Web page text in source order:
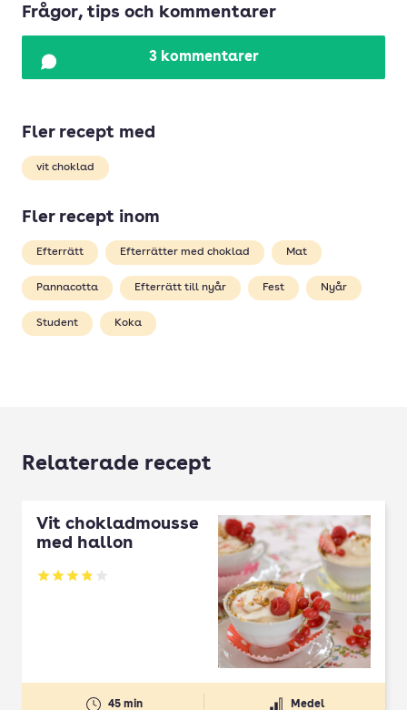
Frågor, tips och kommentarer
3 kommentarer
Fler recept med
vit choklad
Fler recept inom
Efterrätt Efterrätter med choklad Mat
Pannacotta Efterrätt till nyår Fest Nyår
Student Koka
Relaterade recept
Vit chokladmousse
med hallon
Betyg: 3.85 av 5
45 min Medel